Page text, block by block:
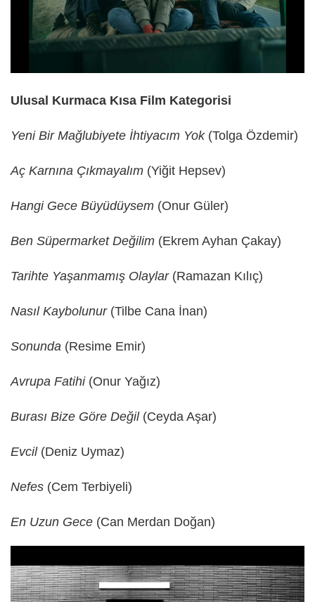
Ulusal Kurmaca Kısa Film Kategorisi
Yeni Bir Mağlubiyete İhtiyacım Yok(Tolga Özdemir)
Aç Karnına Çıkmayalım (Yiğit Hepsev)
Hangi Gece Büyüdüysem (Onur Güler)
Ben Süpermarket Değilim (Ekrem Ayhan Çakay)
Tarihte Yaşanmamış Olaylar(Ramazan Kılıç)
Nasıl Kaybolunur(Tilbe Cana İnan)
Sonunda (Resime Emir)
Avrupa Fatihi(Onur Yağız)
Burası Bize Göre Değil(Ceyda Aşar)
Evcil(Deniz Uymaz)
Nefes (Cem Terbiyeli)
En Uzun Gece (Can Merdan Doğan)